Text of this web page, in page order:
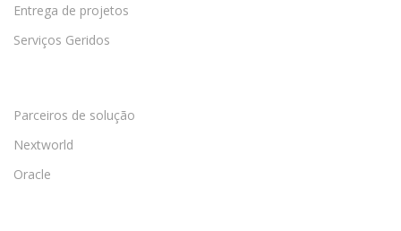
Entrega de projetos
Serviços Geridos
Parceiros de solução
Nextworld
Oracle